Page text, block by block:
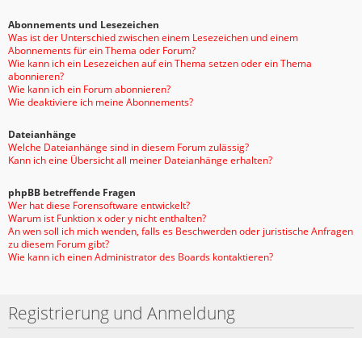
Abonnements und Lesezeichen
Was ist der Unterschied zwischen einem Lesezeichen und einem
Abonnements für ein Thema oder Forum?
Wie kann ich ein Lesezeichen auf ein Thema setzen oder ein Thema
abonnieren?
Wie kann ich ein Forum abonnieren?
Wie deaktiviere ich meine Abonnements?
Dateianhänge
Welche Dateianhänge sind in diesem Forum zulässig?
Kann ich eine Übersicht all meiner Dateianhänge erhalten?
phpBB betreffende Fragen
Wer hat diese Forensoftware entwickelt?
Warum ist Funktion x oder y nicht enthalten?
An wen soll ich mich wenden, falls es Beschwerden oder juristische Anfragen
zu diesem Forum gibt?
Wie kann ich einen Administrator des Boards kontaktieren?
Registrierung und Anmeldung